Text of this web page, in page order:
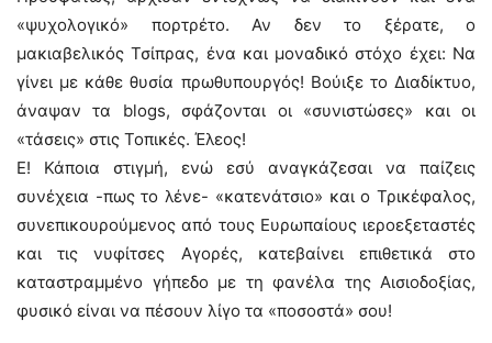
«ψυχολογικό» πορτρέτο. Αν δεν το ξέρατε, ο
μακιαβελικός Τσίπρας, ένα και μοναδικό στόχο έχει: Να
γίνει με κάθε θυσία πρωθυπουργός! Βούιξε το Διαδίκτυο,
άναψαν τα blogs, σφάζονται οι «συνιστώσες» και οι
«τάσεις» στις Τοπικές. Έλεος!
Ε! Κάποια στιγμή, ενώ εσύ αναγκάζεσαι να παίζεις
συνέχεια -πως το λένε- «κατενάτσιο» και ο Τρικέφαλος,
συνεπικουρούμενος από τους Ευρωπαίους ιεροεξεταστές
και τις νυφίτσες Αγορές, κατεβαίνει επιθετικά στο
καταστραμμένο γήπεδο με τη φανέλα της Αισιοδοξίας,
φυσικό είναι να πέσουν λίγο τα «ποσοστά» σου!